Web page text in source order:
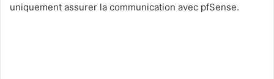
uniquement assurer la communication avec pfSense.